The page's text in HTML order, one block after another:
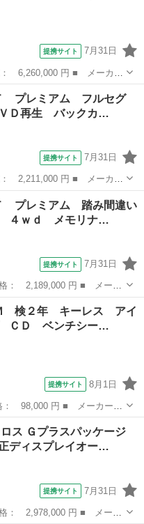
提携サイト 7月31日
■ グレード名： Ｐ ８人
ｄ Ｃａｍｐｅｒスタイル
プレミアム フルセグ
Ｄ再生 バックカ…
提携サイト 7月31日
グレード名： Ｔ プレミ
生 バックカメラ 衝突被
プレミアム 踏み間違い
４ｗｄ メモリナ…
提携サイト 7月31日
■ グレード名： Ｔ プレ
ｗｄ メモリナビ キーレ
検２年 キーレス アイ
ＣＤ ベンチシー…
提携サイト 8月1日
グレード名： Ｍ 検２
Ｄ ベンチシート ■ 排気
ス Ｇプラスパッケージ
ディスプレイオー…
提携サイト 7月31日